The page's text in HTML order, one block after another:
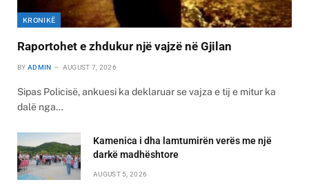
KRONIKË
Raportohet e zhdukur një vajzë në Gjilan
BY ADMIN AUGUST 7, 2026
Sipas Policisë, ankuesi ka deklaruar se vajza e tij e mitur ka
dalë nga…
Kamenica i dha lamtumirën verës me një
darkë madhështore
AUGUST 5, 2026